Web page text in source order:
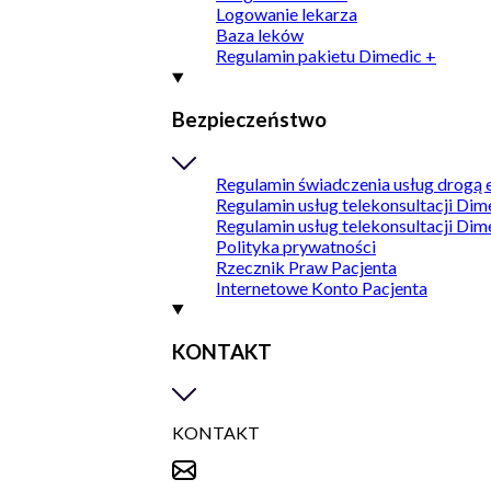
Logowanie lekarza
Baza leków
Regulamin pakietu Dimedic +
Bezpieczeństwo
Regulamin świadczenia usług
Regulamin usług telekonsultacji
Regulamin usług telekonsultacji
Polityka prywatności
Rzecznik Praw Pacjenta
Internetowe Konto Pacjenta
KONTAKT
KONTAKT